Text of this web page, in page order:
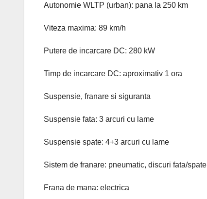
Autonomie WLTP (urban): pana la 250 km
Viteza maxima: 89 km/h
Putere de incarcare DC: 280 kW
Timp de incarcare DC: aproximativ 1 ora
Suspensie, franare si siguranta
Suspensie fata: 3 arcuri cu lame
Suspensie spate: 4+3 arcuri cu lame
Sistem de franare: pneumatic, discuri fata/spate
Frana de mana: electrica